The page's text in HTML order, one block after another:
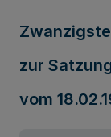
zur
vom